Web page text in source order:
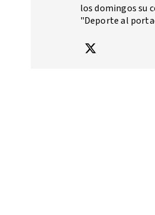
los domingos su
"Deporte al